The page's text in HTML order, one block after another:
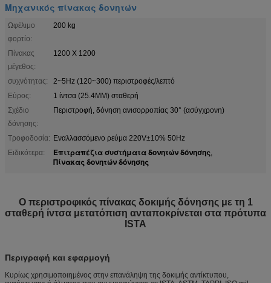
Μηχανικός πίνακας δονητών
Ωφέλιμο
φορτίο:
200 kg
Πίνακας
μέγεθος:
1200 X 1200
συχνότητας:
2~5Hz (120~300) περιστροφές/λεπτό
Εύρος:
1 ίντσα (25.4MM) σταθερή
Σχέδιο
δόνησης:
Περιστροφή, δόνηση ανισορροπίας 30° (ασύγχρονη)
Τροφοδοσία: Εναλλασσόμενο ρεύμα 220V±10% 50Hz
Ειδικότερα:
Επιτραπέζια συστήματα δονητών δόνησης,
Πίνακας δονητών δόνησης
Ο περιστροφικός πίνακας δοκιμής δόνησης με τη 1
σταθερή ίντσα μετατόπιση ανταποκρίνεται στα πρότυπα
ISTA
Περιγραφή και εφαρμογή
Κυρίως χρησιμοποιημένος στην επανάληψη της δοκιμής αντίκτυπου,